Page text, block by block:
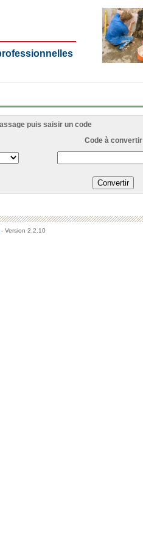
puis saisir un code
Code à convertir
- Version 2.2.10